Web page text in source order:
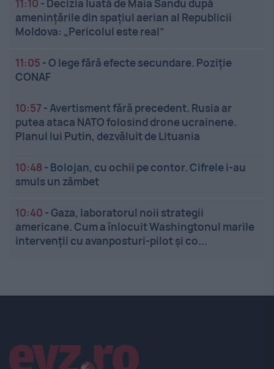
11:10 - Decizia luată de Maia Sandu după
amenințările din spațiul aerian al Republicii
Moldova: „Pericolul este real”
11:05 -O lege fără efecte secundare. Poziție
CONAF
10:57 -Avertisment fără precedent. Rusia ar
putea ataca NATO folosind drone ucrainene.
Planul lui Putin, dezvăluit de Lituania
10:48 - Bolojan, cu ochii pe contor. Cifrele i-au
smuls un zâmbet
10:40 -Gaza, laboratorul noii strategii
americane. Cum a înlocuit Washingtonul marile
intervenții cu avanposturi-pilot și co...
Linkuri utile